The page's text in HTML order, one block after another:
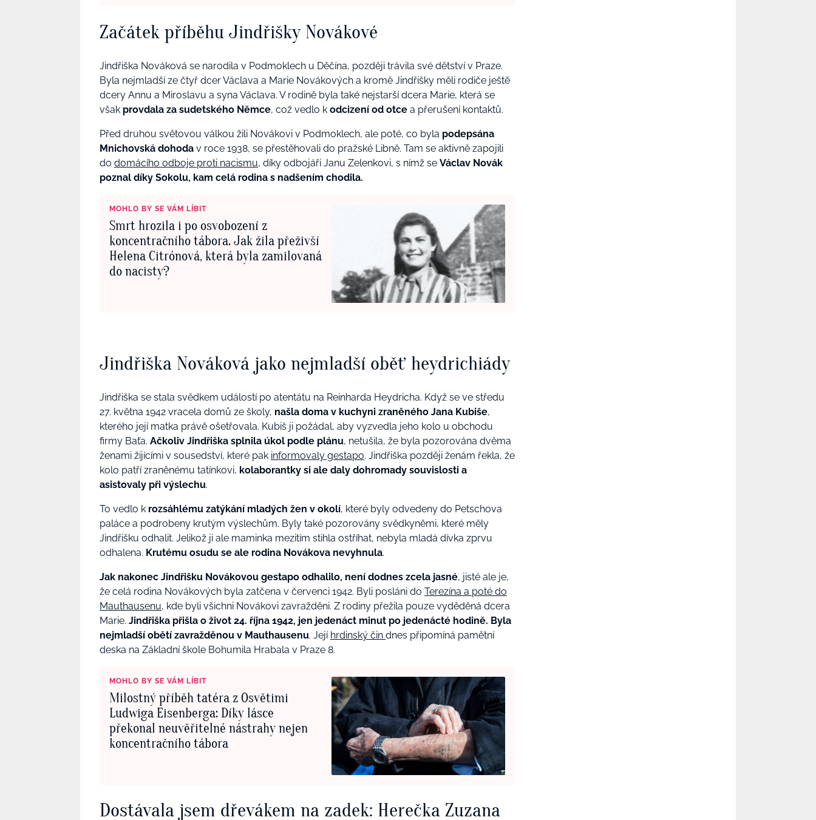
Začátek příběhu Jindřišky Novákové
Jindřiška Nováková se narodila v Podmoklech u Děčína, později trávila své dětství v Praze.
Byla nejmladší ze čtyř dcer Václava a Marie Novákových a kromě Jindřišky měli rodiče ještě
dcery Annu a Miroslavu a syna Václava. V rodině byla také nejstarší dcera Marie, která se
však provdala za sudetského Němce, což vedlo k odcizení od otce a přerušení kontaktů.
Před druhou světovou válkou žili Novákovi v Podmoklech, ale poté, co byla podepsána
Mnichovská dohoda v roce 1938, se přestěhovali do pražské Libně. Tam se aktivně zapojili
do domácího odboje proti nacismu, díky odbojáři Janu Zelenkovi, s nímž se Václav Novák
poznal díky Sokolu, kam celá rodina s nadšením chodila.
MOHLO BY SE VÁM LÍBIT
Smrt hrozila i po osvobození z
koncentračního tábora. Jak žila přeživší
Helena Citrónová, která byla zamilovaná
do nacisty?
Jindřiška Nováková jako nejmladší oběť heydrichiády
Jindřiška se stala svědkem událostí po atentátu na Reinharda Heydricha. Když se ve středu
27. května 1942 vracela domů ze školy, našla doma v kuchyni zraněného Jana Kubiše,
kterého její matka právě ošetřovala. Kubiš ji požádal, aby vyzvedla jeho kolo u obchodu
firmy Baťa. Ačkoliv Jindřiška splnila úkol podle plánu, netušila, že byla pozorována dvěma
ženami žijícími v sousedství, které pak informovaly gestapo. Jindřiška později ženám řekla, že
kolo patří zraněnému tatínkovi, kolaborantky si ale daly dohromady souvislosti a
asistovaly při výslechu.
To vedlo k rozsáhlému zatýkání mladých žen v okolí, které byly odvedeny do Petschova
paláce a podrobeny krutým výslechům. Byly také pozorovány svědkyněmi, které měly
Jindřišku odhalit. Jelikož ji ale maminka mezitím stihla ostříhat, nebyla mladá dívka zprvu
odhalena. Krutému osudu se ale rodina Novákova nevyhnula.
Jak nakonec Jindřišku Novákovou gestapo odhalilo, není dodnes zcela jasné, jisté ale je,
že celá rodina Novákových byla zatčena v červenci 1942. Byli posláni do Terezína a poté do
Mauthausenu, kde byli všichni Novákovi zavražděni. Z rodiny přežila pouze vyděděná dcera
Marie. Jindřiška přišla o život 24. října 1942, jen jedenáct minut po jedenácté hodině. Byla
nejmladší obětí zavražděnou v Mauthausenu. Její hrdinský čin dnes připomíná pamětní
deska na Základní škole Bohumila Hrabala v Praze 8.
MOHLO BY SE VÁM LÍBIT
Milostný příběh tatéra z Osvětimi
Ludwiga Eisenberga: Díky lásce
překonal neuvěřitelné nástrahy nejen
koncentračního tábora
Dostávala jsem dřevákem na zadek: Herečka Zuzana